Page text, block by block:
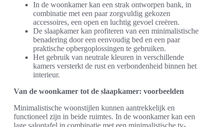
In de woonkamer kan een strak ontworpen bank, in
combinatie met een paar zorgvuldig gekozen
accessoires, een open en luchtig gevoel creëren.
De slaapkamer kan profiteren van een minimalistische
benadering door een eenvoudig bed en een paar
praktische opbergoplossingen te gebruiken.
Het gebruik van neutrale kleuren in verschillende
kamers versterkt de rust en verbondenheid binnen het
interieur.
Van de woonkamer tot de slaapkamer: voorbeelden
Minimalistische woonstijlen kunnen aantrekkelijk en
functioneel zijn in beide ruimtes. In de woonkamer kan een